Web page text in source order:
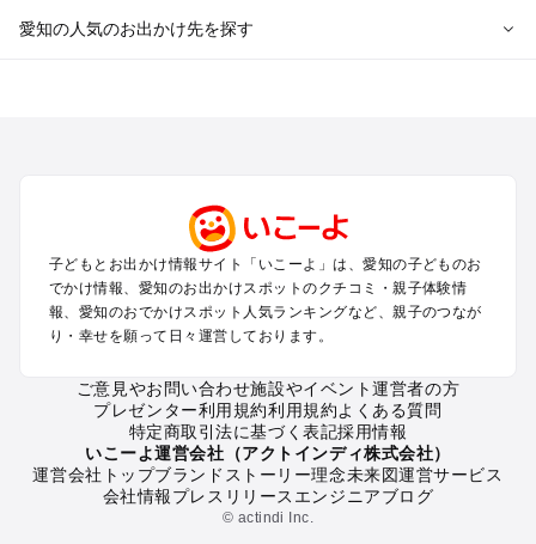
愛知の人気のお出かけ先を探す
犬山・一宮・小牧・瀬戸・各務原・尾張のプールお出かけ
知多半島（常滑・半田・南知多）のプールお出かけ
愛知の定番お出かけスポット
愛知の遊園地
愛知のバーベキュー
愛知の釣り
愛知の牧場
愛知のプール
愛知のアスレチック
子どもとお出かけ情報サイト「いこーよ」は、愛知の子どものお
でかけ情報、愛知のお出かけスポットのクチコミ・親子体験情
報、愛知のおでかけスポット人気ランキングなど、親子のつなが
り・幸せを願って日々運営しております。
ご意見やお問い合わせ施設やイベント運営者の方
プレゼンター利用規約利用規約よくある質問
特定商取引法に基づく表記採用情報
いこーよ運営会社（アクトインディ株式会社）
運営会社トップブランドストーリー理念未来図運営サービス
会社情報プレスリリース エンジニアブログ
© actindi Inc.